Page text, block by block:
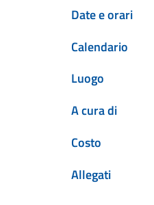
Date e orari
Calendario
Luogo
A cura di
Costo
Allegati